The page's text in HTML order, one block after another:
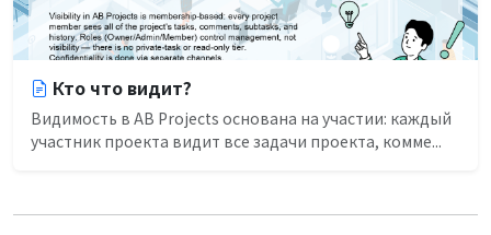
Кто что видит?
Видимость в AB Projects основана на участии: каждый
участник проекта видит все задачи проекта, комме...